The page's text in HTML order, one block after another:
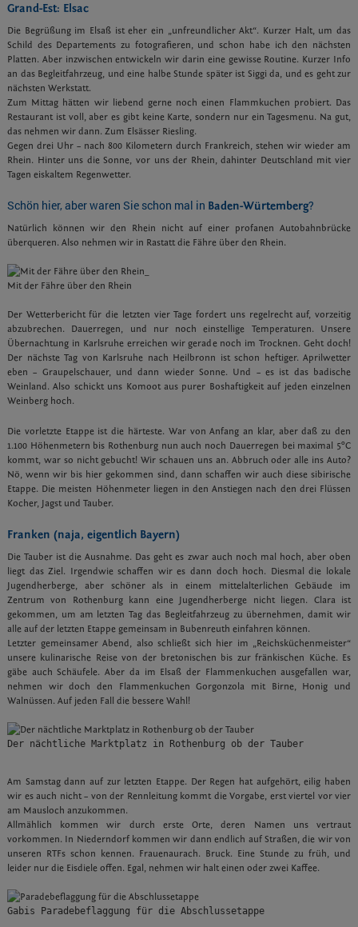
Grand-Est: Elsac
Die Begrüßung im Elsaß ist eher ein „unfreundlicher Akt“. Kurzer Halt, um das
Schild des Departements zu fotografieren, und schon habe ich den nächsten
Platten. Aber inzwischen entwickeln wir darin eine gewisse Routine. Kurzer Info
an das Begleitfahrzeug, und eine halbe Stunde später ist Siggi da, und es geht zur
nächsten Werkstatt.
Zum Mittag hätten wir liebend gerne noch einen Flammkuchen probiert. Das
Restaurant ist voll, aber es gibt keine Karte, sondern nur ein Tagesmenu. Na gut,
das nehmen wir dann. Zum Elsässer Riesling.
Gegen drei Uhr – nach 800 Kilometern durch Frankreich, stehen wir wieder am
Rhein. Hinter uns die Sonne, vor uns der Rhein, dahinter Deutschland mit vier
Tagen eiskaltem Regenwetter.
Schön hier, aber waren Sie schon mal in Baden-Würtemberg?
Natürlich können wir den Rhein nicht auf einer profanen Autobahnbrücke
überqueren. Also nehmen wir in Rastatt die Fähre über den Rhein.
Mit der Fähre über den Rhein
Der Wetterbericht für die letzten vier Tage fordert uns regelrecht auf, vorzeitig
abzubrechen. Dauerregen, und nur noch einstellige Temperaturen. Unsere
Übernachtung in Karlsruhe erreichen wir gerade noch im Trocknen. Geht doch!
Der nächste Tag von Karlsruhe nach Heilbronn ist schon heftiger. Aprilwetter
eben – Graupelschauer, und dann wieder Sonne. Und – es ist das badische
Weinland. Also schickt uns Komoot aus purer Boshaftigkeit auf jeden einzelnen
Weinberg hoch.
Die vorletzte Etappe ist die härteste. War von Anfang an klar, aber daß zu den
1.100 Höhenmetern bis Rothenburg nun auch noch Dauerregen bei maximal 5°C
kommt, war so nicht gebucht! Wir schauen uns an. Abbruch oder alle ins Auto?
Nö, wenn wir bis hier gekommen sind, dann schaffen wir auch diese sibirische
Etappe. Die meisten Höhenmeter liegen in den Anstiegen nach den drei Flüssen
Kocher, Jagst und Tauber.
Franken (naja, eigentlich Bayern)
Die Tauber ist die Ausnahme. Das geht es zwar auch noch mal hoch, aber oben
liegt das Ziel. Irgendwie schaffen wir es dann doch hoch. Diesmal die lokale
Jugendherberge, aber schöner als in einem mittelalterlichen Gebäude im
Zentrum von Rothenburg kann eine Jugendherberge nicht liegen. Clara ist
gekommen, um am letzten Tag das Begleitfahrzeug zu übernehmen, damit wir
alle auf der letzten Etappe gemeinsam in Bubenreuth einfahren können.
Letzter gemeinsamer Abend, also schließt sich hier im „Reichsküchenmeister“
unsere kulinarische Reise von der bretonischen bis zur fränkischen Küche. Es
gäbe auch Schäufele. Aber da im Elsaß der Flammenkuchen ausgefallen war,
nehmen wir doch den Flammenkuchen Gorgonzola mit Birne, Honig und
Walnüssen. Auf jeden Fall die bessere Wahl!
Der nächtliche Marktplatz in Rothenburg ob der Tauber
Am Samstag dann auf zur letzten Etappe. Der Regen hat aufgehört, eilig haben
wir es auch nicht – von der Rennleitung kommt die Vorgabe, erst viertel vor vier
am Mausloch anzukommen.
Allmählich kommen wir durch erste Orte, deren Namen uns vertraut
vorkommen. In Niederndorf kommen wir dann endlich auf Straßen, die wir von
unseren RTFs schon kennen. Frauenaurach. Bruck. Eine Stunde zu früh, und
leider nur die Eisdiele offen. Egal, nehmen wir halt einen oder zwei Kaffee.
Gabis Paradebeflaggung für die Abschlussetappe